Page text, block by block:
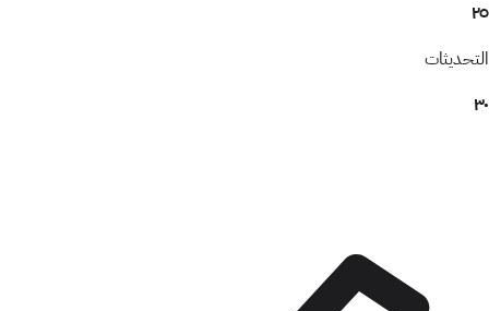
٢٥
التحديثات
٣٠